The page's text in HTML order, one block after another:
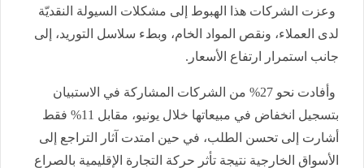
وعزت الشركات هذا الهبوط إلى مشكلات السيولة النقديّة
لدى العملاء، ونقص المواد الخام، وبطء سلاسل التوريد، إلى
جانب استمرار ارتفاع الأسعار.
وأفادت نحو 27% من الشركات المشاركة في الاستبيان
بتسجيل انخفاض في مبيعاتها خلال يونيو، مقابل 11% فقط
أشارت إلى تحسن الطلب، في حين امتدت آثار التراجع إلى
الأسواق الخارجية نتيجة تأثر حركة التجارة الإقليمية بالصراع